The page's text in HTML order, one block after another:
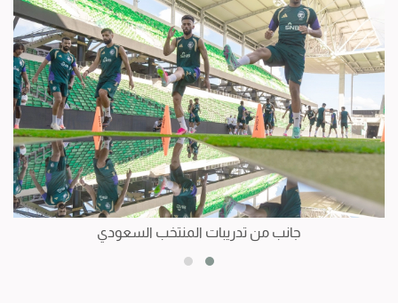
جانب من تدريبات المنتخب السعودي